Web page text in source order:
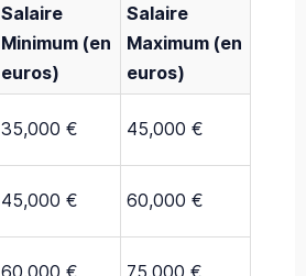
Salaire
Minimum (en
euros)
Salaire
Maximum (en
euros)
35,000 € 45,000 €
45,000 € 60,000 €
60,000 € 75,000 €